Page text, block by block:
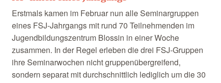
Erstmals kamen im Februar nun alle Seminargruppen
eines FSJ-Jahrgangs mit rund 70 Teilnehmenden im
Jugendbildungszentrum Blossin in einer Woche
zusammen. In der Regel erleben die drei FSJ-Gruppen
ihre Seminarwochen nicht gruppenübergreifend,
sondern separat mit durchschnittlich lediglich um die 30